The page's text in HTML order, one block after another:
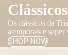
Clássicos
Os clássicos da
atemporais e super
SHOP NOW